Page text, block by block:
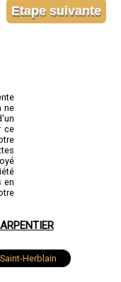
ne
ce
en
Saint-Herblain